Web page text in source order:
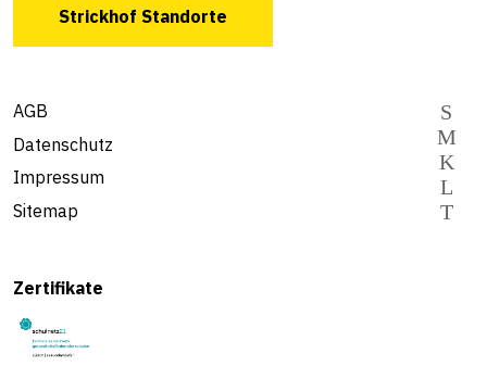
Strickhof Standorte
AGB
Datenschutz
Impressum
Sitemap
Zertifikate